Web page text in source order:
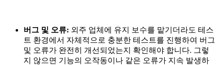
버그 및 오류: 외주 업체에 유지 보수를 맡기더라도 테스
트 환경에서 자체적으로 충분한 테스트를 진행하여 버그
및 오류가 완전히 개선되었는지 확인해야 합니다. 그렇
지 않으면 기능의 오작동이나 같은 오류가 지속 발생하